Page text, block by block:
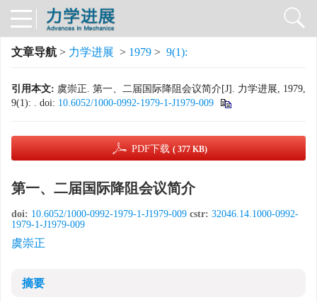
文章导航 > 力学进展 > 1979 > 9(1):
引用本文: 虞崇正. 第一、二届国际降阻会议简介[J]. 力学进展, 1979,
9(1): . doi: 10.6052/1000-0992-1979-1-J1979-009
PDF下载 ( 377 KB)
第一、二届国际降阻会议简介
doi: 10.6052/1000-0992-1979-1-J1979-009 cstr: 32046.14.1000-0992-
1979-1-J1979-009
虞崇正
摘要